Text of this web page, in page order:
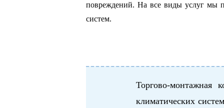
повреждений. На все виды услуг мы
систем.
Торгово-
климатических